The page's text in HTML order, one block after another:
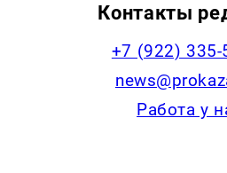
Контакты
+7 (922) 335-
Работа у